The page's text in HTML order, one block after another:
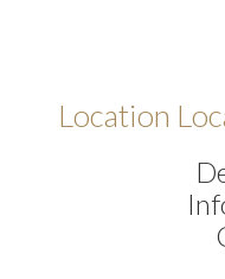
Location